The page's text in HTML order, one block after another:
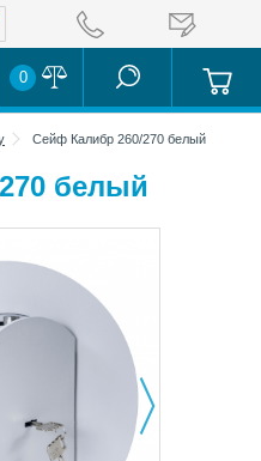
0
Сейф Калибр 260/270 белый
белый